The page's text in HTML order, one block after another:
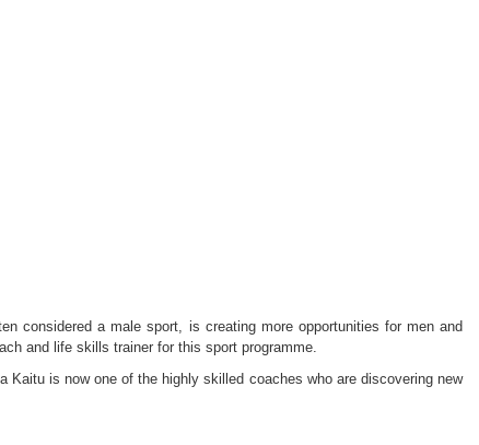
considered a male sport, is creating more opportunities for men and
and life skills trainer for this sport programme.
is now one of the highly skilled coaches who are discovering new